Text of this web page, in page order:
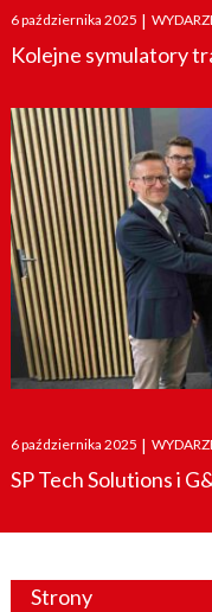
Posted
on
6 października 2025 |
Kolejne symulatory
Posted
on
6 października 2025 |
SP Tech Solutions i
Strony